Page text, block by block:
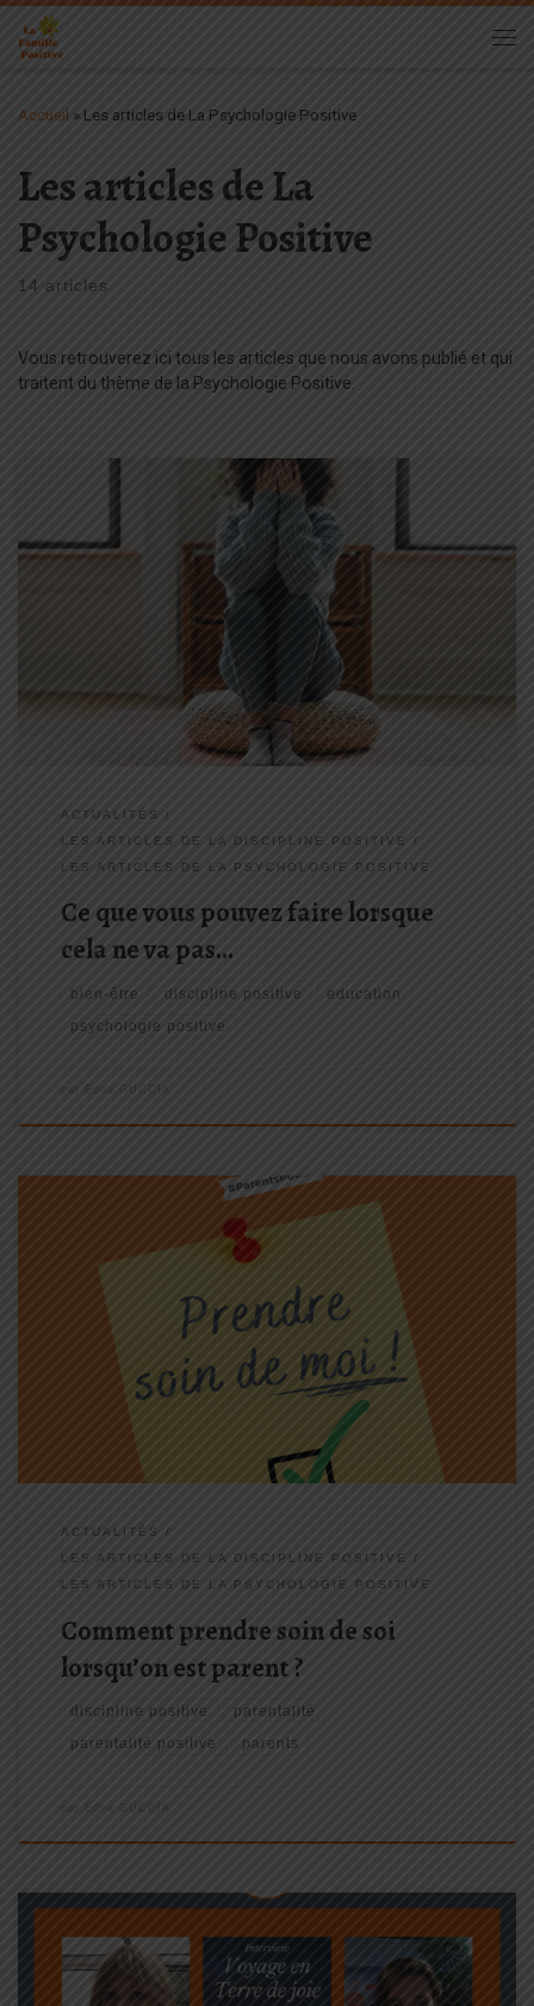
Passer au contenu
Accueil » Les articles de La Psychologie Positive
Les articles de La
Psychologie Positive
14 articles
Vous retrouverez ici tous les articles que nous avons publié et qui
traitent du thème de la Psychologie Positive.
[...] Puis à un moment donné, j’ai senti que j’étais à bout … je rêvais
d’harmonie familiale, de jeux dans la bonne humeur, de complicité
avec mes enfants…. Mais je n’y arrivais pas. Cela venait petit à petit
me ronger et cela déteignait sur mon couple et dans ma vie
professionnelle... [lire la suite]
ACTUALITÉS
LES ARTICLES DE LA DISCIPLINE POSITIVE
LES ARTICLES DE LA PSYCHOLOGIE POSITIVE
Ce que vous pouvez faire lorsque
cela ne va pas…
bien-être discipline positive education
psychologie positive
par Edna GUCCIA
La société nous renvoie souvent qu’être un bon parent c'est être
un parent qui donne TOUT pour ses enfants… mais attention ne
donnez que ce que vous pouvez donner à vos enfants. C’est-à-
dire en respectant vos propres besoins, sans vous oublier au
passage ! Oublier de prendre soin de soi, c'est prendre le risque
de s'épuiser ! Et si vous êtes HS, qui va bien pouvoir prendre soin
de vos enfants ?
ACTUALITÉS
LES ARTICLES DE LA DISCIPLINE POSITIVE
LES ARTICLES DE LA PSYCHOLOGIE POSITIVE
Comment prendre soin de soi
lorsqu’on est parent ?
discipline positive parentalité
parentalité positive parents
par Edna GUCCIA